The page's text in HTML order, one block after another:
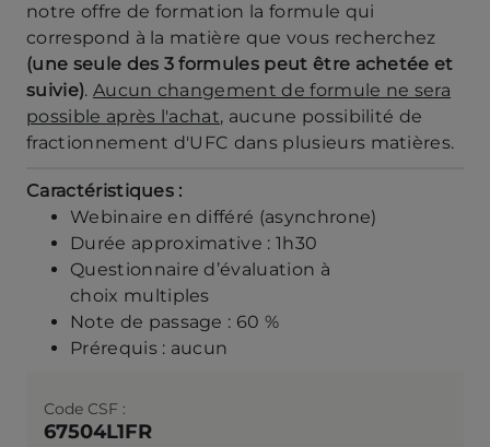
notre offre de formation la formule qui
correspond à la matière que vous recherchez
(une seule des 3 formules peut être achetée et
suivie). Aucun changement de formule ne sera
possible après l'achat, aucune possibilité de
fractionnement d'UFC dans plusieurs matières.
Caractéristiques :
Webinaire en différé (asynchrone)
Durée approximative : 1h30
Questionnaire d’évaluation à
choix multiples
Note de passage : 60 %
Prérequis : aucun
Code CSF
67504L1FR